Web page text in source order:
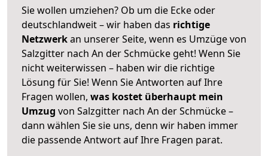
Sie wollen umziehen? Ob um die Ecke oder
deutschlandweit – wir haben das richtige
Netzwerkan unserer Seite, wenn es Umzüge von
Salzgitter nach An der Schmücke geht! Wenn Sie
nicht weiterwissen – haben wir die richtige
Lösung für Sie! Wenn Sie Antworten auf Ihre
Fragen wollen, was kostet überhaupt mein
Umzug von Salzgitter nach An der Schmücke –
dann wählen Sie sie uns, denn wir haben immer
die passende Antwort auf Ihre Fragen parat.